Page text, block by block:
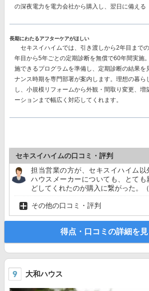
の深夜電力を電力会社から購入し、翌日に備える
長期にわたるアフターケアがほしい
セキスイハイムでは、 引き渡しから2年目まで
年目から5年ごとの定期診断を無償で60年間実施
施できるプログラムを準備し、定期診断の結果を
ナンス時期を専門部署が案内します。理想の暮ら
し、小規模リフォームから外観・間取り変更、増
ーションまで幅広く対応してくれます。
セキスイハイムの口コミ・評判
担当営業の方が、セキスイハイム以
ハウスメーカーについても、とても
どしてくれたのが購入に繋がった。
その他の口コミ・評判
得点・口コミの詳細を見
大和ハウス